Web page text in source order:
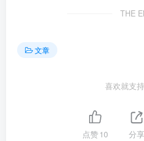
THE
文章
喜欢就支
点赞10 分享